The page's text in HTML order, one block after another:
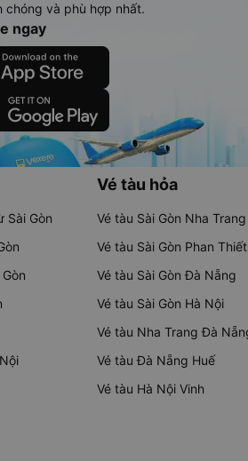
chóng và phù hợp nhất.
ngay
Sài Gòn
Vé tàu hỏa
Vé tàu Sài Gòn Nha Trang
Vé tàu Sài Gòn Phan Thiết
Vé tàu Sài Gòn Đà Nẵng
Vé tàu Sài Gòn Hà Nội
Vé tàu Nha Trang Đà
Vé tàu Đà Nẵng Huế
Vé tàu Hà Nội Vinh